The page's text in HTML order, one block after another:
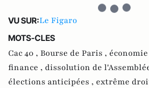
VU SUR:Le Figaro
MOTS-CLES
Cac 40 , Bourse de Paris ,
finance , dissolution de
élections anticipées , extrême